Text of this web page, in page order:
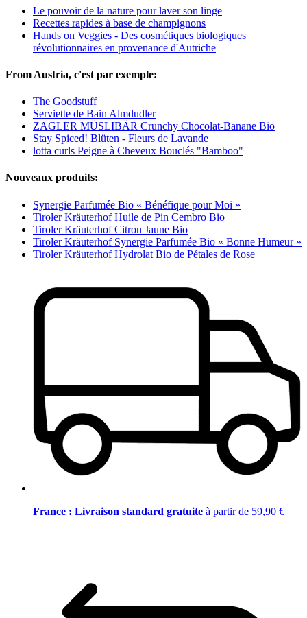
Le pouvoir de la nature pour laver son linge
Recettes rapides à base de champignons
Hands on Veggies - Des cosmétiques biologiques
révolutionnaires en provenance d'Autriche
From Austria, c'est par exemple:
The Goodstuff
Serviette de Bain Almdudler
ZAGLER MÜSLIBÄR Crunchy Chocolat-Banane Bio
Stay Spiced! Blüten - Fleurs de Lavande
lotta curls Peigne à Cheveux Bouclés "Bamboo"
Nouveaux produits:
Synergie Parfumée Bio « Bénéfique pour Moi »
Tiroler Kräuterhof Huile de Pin Cembro Bio
Tiroler Kräuterhof Citron Jaune Bio
Tiroler Kräuterhof Synergie Parfumée Bio « Bonne Humeur »
Tiroler Kräuterhof Hydrolat Bio de Pétales de Rose
France : Livraison standard gratuite à partir de 59,90 €